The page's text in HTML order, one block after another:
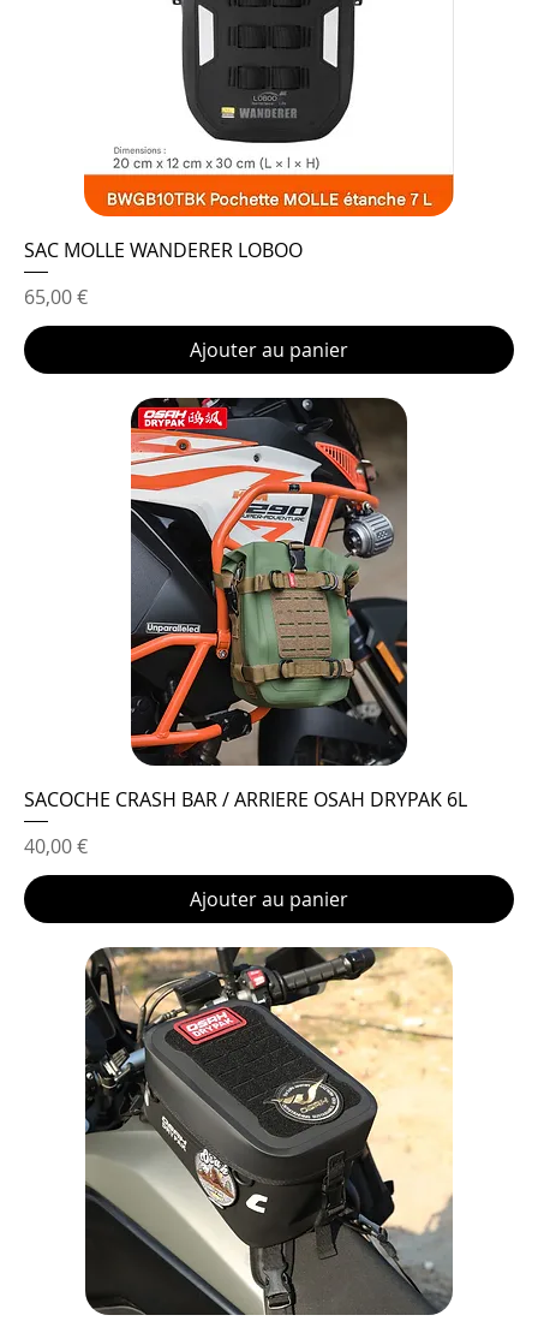
SAC MOLLE WANDERER LOBOO
Prix
65,00 €
Ajouter au panier
SACOCHE CRASH BAR / ARRIERE OSAH DRYPAK 6L
Prix
40,00 €
Ajouter au panier